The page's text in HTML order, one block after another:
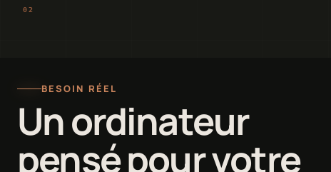
BESOIN RÉEL
Un ordinateur
pensé pour votre